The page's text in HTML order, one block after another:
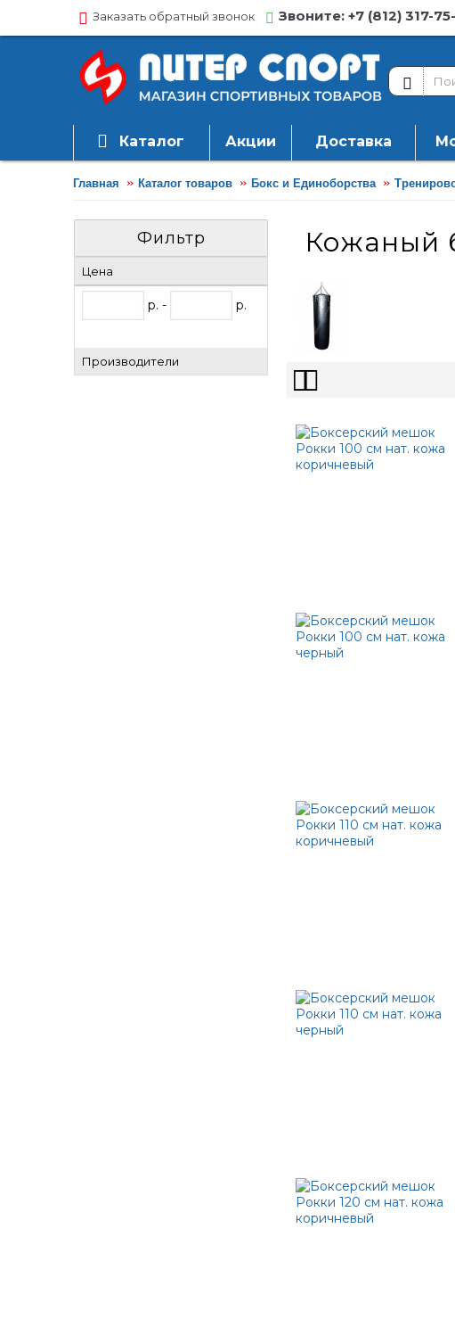
Заказать обратный звонок Звоните: +7 (812) 317-
Каталог Акции Доставка
Главная Каталог товаров Бокс и Единоборства
Фильтр
Цена
р. - р.
Производители
Кожаный